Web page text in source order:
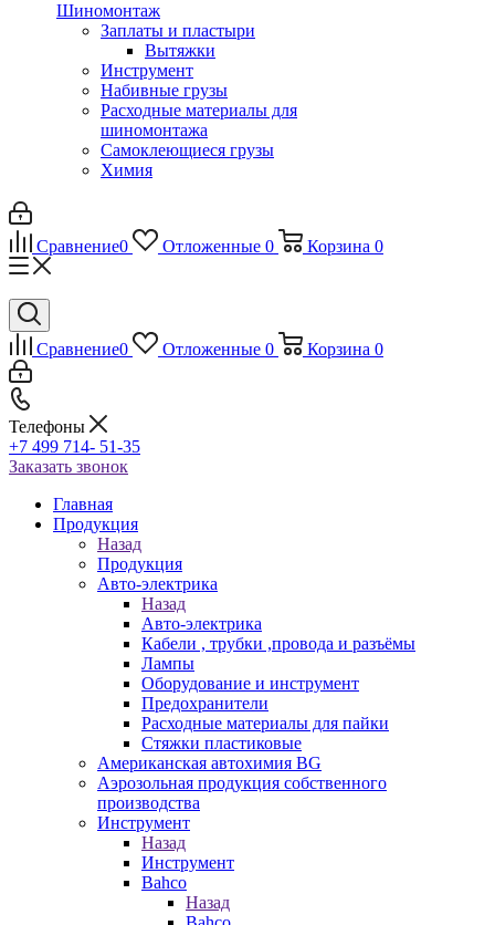
Шиномонтаж
Заплаты и пластыри
Вытяжки
Инструмент
Набивные грузы
Расходные материалы для
шиномонтажа
Самоклеющиеся грузы
Химия
Сравнение0 Отложенные 0 Корзина 0
Сравнение0 Отложенные 0 Корзина 0
Телефоны
+7 499 714- 51-35
Заказать звонок
Главная
Продукция
Назад
Продукция
Авто-электрика
Назад
Авто-электрика
Кабели , трубки ,провода и разъёмы
Лампы
Оборудование и инструмент
Предохранители
Расходные материалы для пайки
Стяжки пластиковые
Американская автохимия BG
Аэрозольная продукция собственного
производства
Инструмент
Назад
Инструмент
Bahco
Назад